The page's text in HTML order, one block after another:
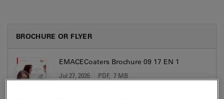
BROCHURE OR FLYER
EMACECoaters Brochure 09 17 EN 1
Jul 27, 2026 PDF, 7 MB